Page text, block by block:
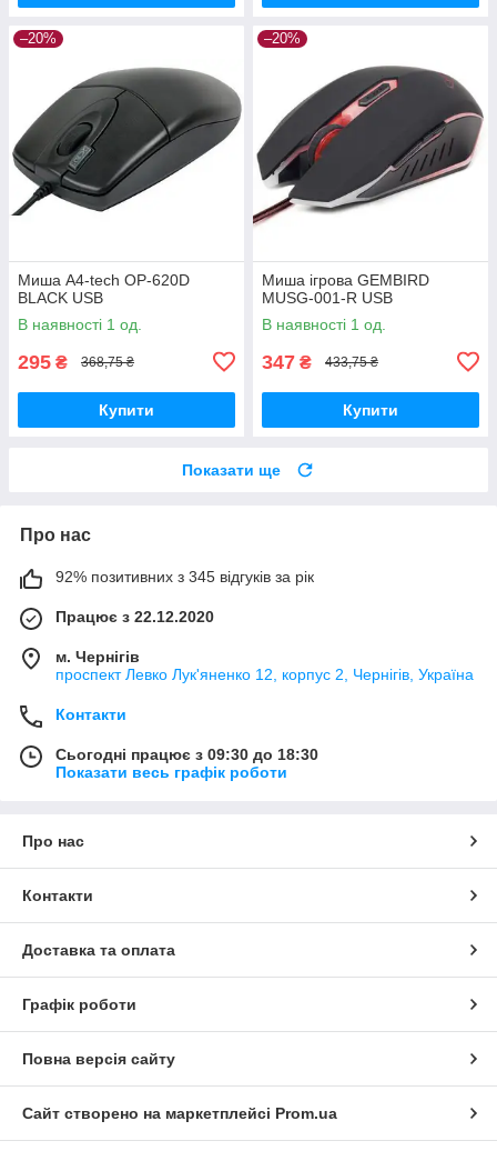
–20%
Миша A4-tech OP-620D
BLACK USB
В наявності 1 од.
295 ₴ 368,75 ₴
Купити
–20%
Миша ігрова GEMBIRD
MUSG-001-R USB
В наявності 1 од.
347 ₴ 433,75 ₴
Купити
Показати ще
Про нас
92% позитивних з 345 відгуків за рік
Працює з 22.12.2020
м. Чернігів
проспект Левко Лук'яненко 12, корпус 2, Чернігів, Україна
Контакти
Сьогодні працює з 09:30 до 18:30
Показати весь графік роботи
Про нас
Контакти
Доставка та оплата
Графік роботи
Повна версія сайту
Сайт створено на маркетплейсі Prom.ua